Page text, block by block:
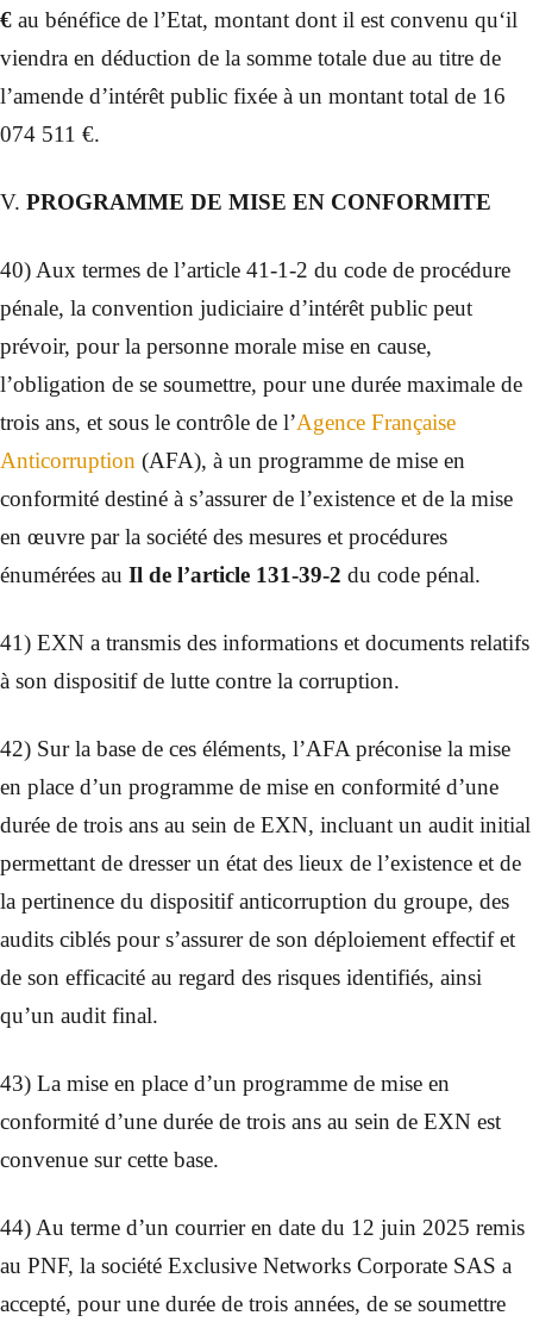
€ au bénéfice de l’Etat, montant dont il est convenu qu‘il
viendra en déduction de la somme totale due au titre de
l’amende d’intérêt public fixée à un montant total de 16
074 511 €.
V. PROGRAMME DE MISE EN CONFORMITE
40) Aux termes de l’article 41-1-2 du code de procédure
pénale, la convention judiciaire d’intérêt public peut
prévoir, pour la personne morale mise en cause,
l’obligation de se soumettre, pour une durée maximale de
trois ans, et sous le contrôle de l’Agence Française
Anticorruption (AFA), à un programme de mise en
conformité destiné à s’assurer de l’existence et de la mise
en œuvre par la société des mesures et procédures
énumérées au Il de l’article 131-39-2 du code pénal.
41) EXN a transmis des informations et documents relatifs
à son dispositif de lutte contre la corruption.
42) Sur la base de ces éléments, l’AFA préconise la mise
en place d’un programme de mise en conformité d’une
durée de trois ans au sein de EXN, incluant un audit initial
permettant de dresser un état des lieux de l’existence et de
la pertinence du dispositif anticorruption du groupe, des
audits ciblés pour s’assurer de son déploiement effectif et
de son efficacité au regard des risques identifiés, ainsi
qu’un audit final.
43) La mise en place d’un programme de mise en
conformité d’une durée de trois ans au sein de EXN est
convenue sur cette base.
44) Au terme d’un courrier en date du 12 juin 2025 remis
au PNF, la société Exclusive Networks Corporate SAS a
accepté, pour une durée de trois années, de se soumettre